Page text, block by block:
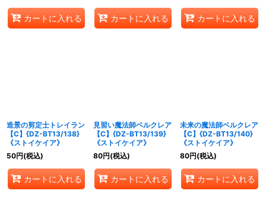
カートに入れる カートに入れる カートに入れる
造景の剪定士トレイラン
【C】{DZ-BT13/138}
《ストイケイア》
50円(税込)
カートに入れる
見習い魔法師ベルクレア
【C】{DZ-BT13/139}
《ストイケイア》
80円(税込)
カートに入れる
未来の魔法師ベルクレア
【C】{DZ-BT13/140}
《ストイケイア》
80円(税込)
カートに入れる